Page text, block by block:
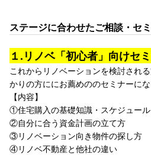
ステージに合わせたご相談・セ
１.リノベ「初心者」向けセ
これからリノベーションを検討され
かりの方ににお薦めののセミナーにな
【内容】
①住宅購入の基礎知識・スケジュール
②自分に合う資金計画の立て方
③リノベーション向き物件の探し方
④リノベ不動産と他社の違い